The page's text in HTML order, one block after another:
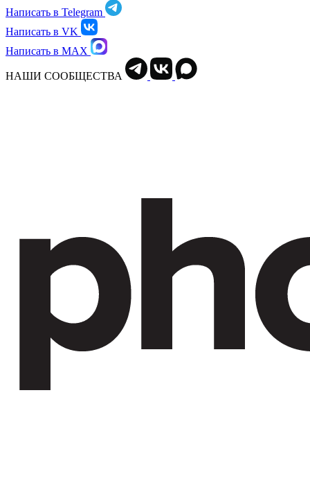
Написать в Telegram
Написать в VK
Написать в MAX
НАШИ СООБЩЕСТВА